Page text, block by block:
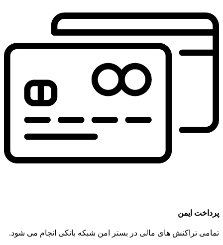
پرداخت ایمن
تمامی تراکنش های مالی در بستر امن شبکه بانکی انجام می شود.